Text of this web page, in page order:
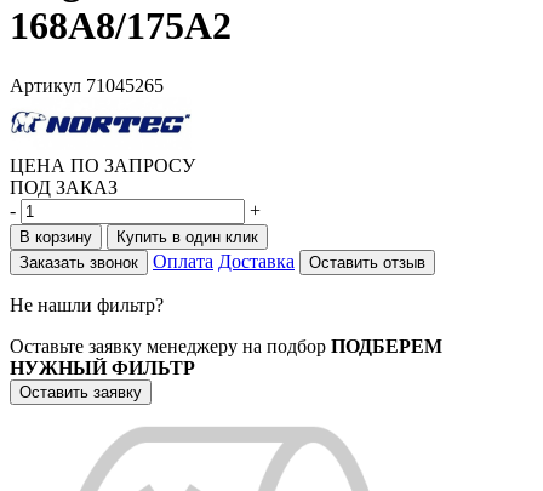
168A8/175A2
Артикул 71045265
ЦЕНА ПО ЗАПРОСУ
ПОД ЗАКАЗ
-
+
В корзину
Купить в один клик
Заказать звонок
Оплата Доставка Оставить отзыв
Не нашли фильтр?
Оставьте заявку менеджеру на подбор ПОДБЕРЕМ
НУЖНЫЙ ФИЛЬТР
Оставить заявку